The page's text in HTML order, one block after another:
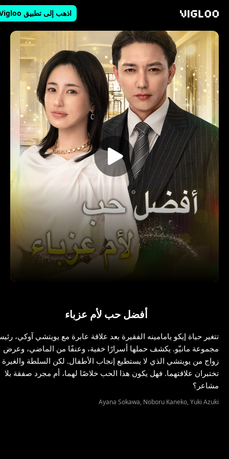
اذهب إلى تطبيق Vigloo
أفضل حب لأم عزباء
تتغير حياة إيكو يامامينه الفقيرة بعد علاقة عابرة مع يويتشي آوكي،
مجموعة مانيّو. يكشف حملها أسرارًا خفية، وعنفًا من الماضي، وعرض
زواج من يويتشي الذي لا يستطيع إنجاب الأطفال. لكن السلطة والغيرة
تختبران علاقتهما. فهل يكون هذا الحب خلاصًا لهما، أم مجرد صفقة بلا
مشاعر؟
Ayana Sokawa, Noboru Kaneko, Yuki Azuki